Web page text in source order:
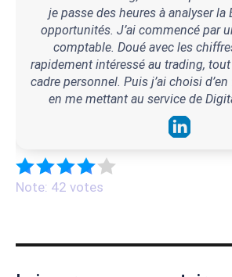
je passe des heures à analyser la
opportunités. J’ai commencé par
comptable. Doué avec les
rapidement intéressé au trading, tout
cadre personnel. Puis j’ai choisi
en me mettant au service de
Note: 42 votes